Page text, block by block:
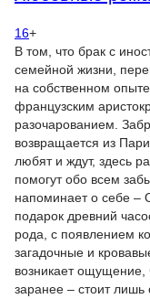
16+
В том, что брак с
семейной жизни,
на собственном
французским
разочарованием.
возвращается из
любят и ждут, здесь
помогут обо всем
напоминает о себе –
подарок древний
рода, с появлением
загадочные и
возникает ощущение,
заранее – стоит лишь